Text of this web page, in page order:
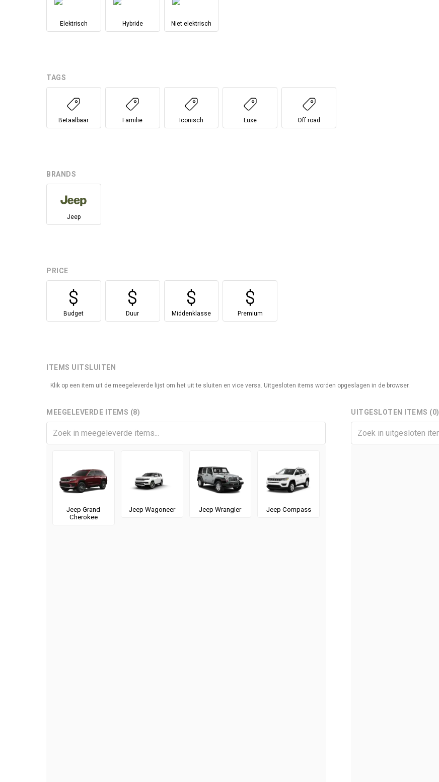
Elektrisch Hybride Niet elektrisch
TAGS
Betaalbaar Familie Iconisch Luxe Off road
BRANDS
Jeep
PRICE
Budget Duur Middenklasse Premium
ITEMS UITSLUITEN
Klik op een item uit de meegeleverde lijst om het uit te sluiten en vice versa. Uitgesloten items worden opgeslagen in de browser.
MEEGELEVERDE ITEMS (8)
Jeep Grand
Cherokee
Jeep Wagoneer Jeep Wrangler Jeep Compass
UITGESLOTEN ITEMS (0)